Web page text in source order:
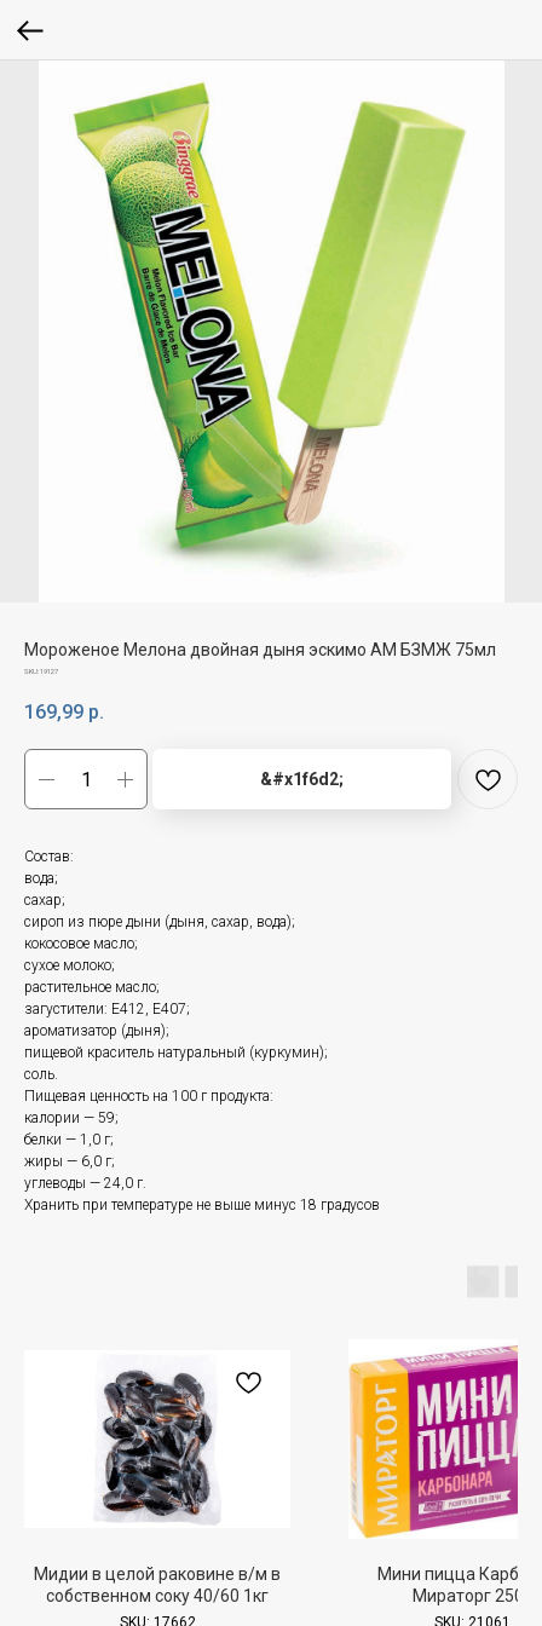
Мороженое Мелона двойная дыня эскимо АМ БЗМЖ 75мл
SKU:19127
169,99 р.
&#x1f6d2;
Состав:
вода;
сахар;
сироп из пюре дыни (дыня, сахар, вода);
кокосовое масло;
сухое молоко;
растительное масло;
загустители: Е412, E407;
ароматизатор (дыня);
пищевой краситель натуральный (куркумин);
соль.
Пищевая ценность на 100 г продукта:
калории — 59;
белки — 1,0 г;
жиры — 6,0 г;
углеводы — 24,0 г.
Хранить при температуре не выше минус 18 градусов
Мидии в целой раковине в/м в
собственном соку 40/60 1кг
Мини пицца
Мираторг 250г